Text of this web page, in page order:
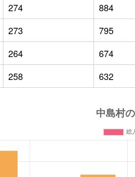
274 884
273 795
264 674
258 632